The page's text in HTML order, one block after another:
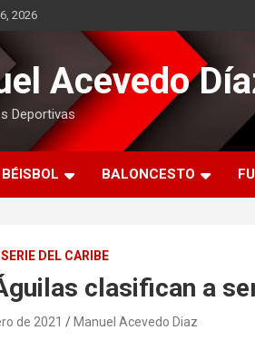
2026
Acevedo
Deportivas
BÉISBOL BALONCESTO
SERIE DEL CARIBE
clasifican a
de 2021 Manuel Acevedo Diaz